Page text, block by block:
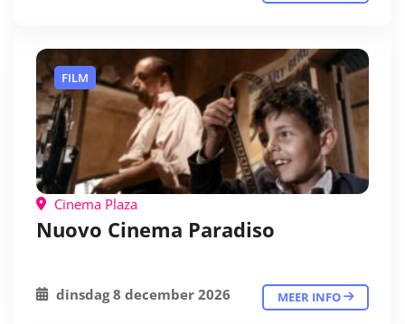
FILM
Cinema Plaza
Nuovo Cinema Paradiso
dinsdag 8 december 2026 MEER INFO